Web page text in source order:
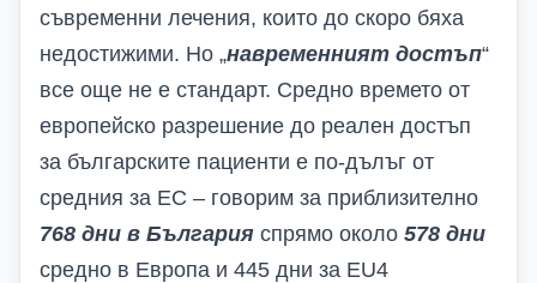
съвременни лечения, които до скоро бяха
недостижими. Но „навременният достъп“
все още не е стандарт. Средно времето от
европейско разрешение до реален достъп
за българските пациенти е по-дълъг от
средния за ЕС – говорим за приблизително
768 дни в България спрямо около 578 дни
средно в Европа и 445 дни за EU4